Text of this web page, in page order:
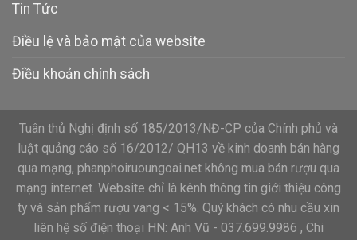
Tin Tức
Điều lệ và bảo mật của website
Điều khoản chính sách
Tuân thủ Nghị định số 185/2013/NĐ-CP của Chính phủ và
luật quảng cáo số 16/2012/ QH13 về kinh doanh bán hàng
qua mạng, phanphoiruoungoai.net không mua bán rượu qua
mạng internet. Website chỉ là kênh thông tin giới thiệu công
ty và sản phẩm rượu vang < 15%. Quý khách có nhu cầu xin
liên hệ số điện thoại HN: Anh Vũ - 037.699.9986 , Chi